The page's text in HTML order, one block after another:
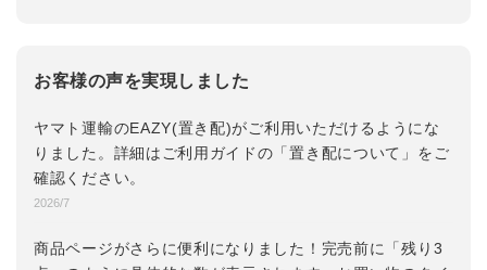
お客様の声を実現しました
ヤマト運輸のEAZY(置き配)がご利用いただけるようにな
りました。 詳細はご利用ガイドの「置き配について」をご
確認ください。
2026/7
商品ページがさらに便利になりました！完売前に「残り3